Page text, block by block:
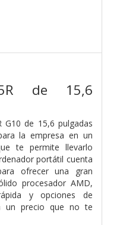
de 15,6
de 15,6 pulgadas
la empresa en un
te permite llevarlo
portátil cuenta
ofrecer una gran
procesador AMD,
y opciones de
un precio que no te